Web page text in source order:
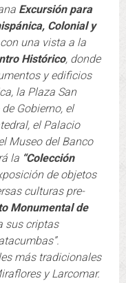
Excursión para
Colonial y
una vista a la
Histórico, donde
y edificios
la Plaza San
Gobierno, el
el Palacio
Museo del Banco
la “Colección
de objetos
culturas pre-
Monumental de
sus criptas
más tradicionales
y Larcomar.